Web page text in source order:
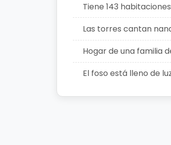
Tiene 143
Las torres cantan
Hogar de una familia
El foso está lleno de